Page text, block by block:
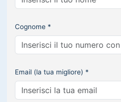
Cognome *
Email (la tua migliore) *